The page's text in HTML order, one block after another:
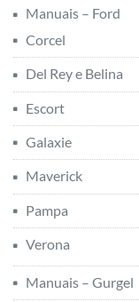
Manuais – Ford
Corcel
Del Rey e Belina
Escort
Galaxie
Maverick
Pampa
Verona
Manuais – Gurgel